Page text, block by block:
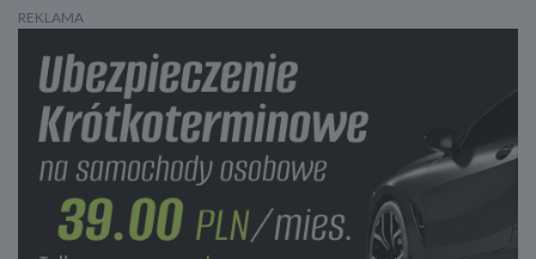
REKLAMA